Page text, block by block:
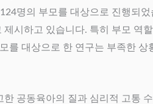
명의 부모를 대상으로 진행되었
시하고 있습니다. 특히 부모 역
를 대상으로 한 연구는 부족한 상
공동육아의 질과 심리적 고통